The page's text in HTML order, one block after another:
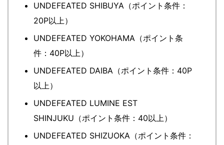
UNDEFEATED SHIBUYA（ポイント条件：
20P以上）
UNDEFEATED YOKOHAMA（ポイント条
件：40P以上）
UNDEFEATED DAIBA（ポイント条件：40P
以上）
UNDEFEATED LUMINE EST
SHINJUKU（ポイント条件：40以上）
UNDEFEATED SHIZUOKA（ポイント条件：